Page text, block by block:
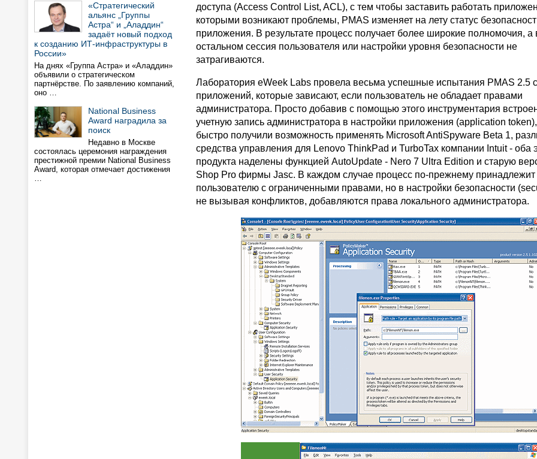
«Стратегический
альянс „Группы
Астра“ и „Аладдин“
задаёт новый подход
к созданию ИТ-инфраструктуры в
России»
На днях «Группа Астра» и «Аладдин»
объявили о стратегическом
партнёрстве. По заявлению компаний,
оно …
National Business
Award наградила за
поиск
Недавно в Москве
состоялась церемония награждения
престижной премии National Business
Award, которая отмечает достижения
…
доступа (Access Control List, ACL), с тем чтобы заставить работать
которыми возникают проблемы, PMAS изменяет на лету статус
приложения. В результате процесс получает более широкие полномочия, а
остальном сессия пользователя или настройки уровня безопасности не
затрагиваются.
Лаборатория eWeek Labs провела весьма успешные испытания PMAS 2.5
приложений, которые зависают, если пользователь не обладает правами
администратора. Просто добавив с помощью этого инструментария
учетную запись администратора в настройки приложения (application
быстро получили возможность применять Microsoft AntiSpyware Beta 1,
средства управления для Lenovo ThinkPad и TurboTax компании Intuit - оба
продукта наделены функцией AutoUpdate - Nero 7 Ultra Edition и старую
Shop Pro фирмы Jasc. В каждом случае процесс по-прежнему принадлежит
пользователю с ограниченными правами, но в настройки безопасности
не вызывая конфликтов, добавляются права локального администратора.